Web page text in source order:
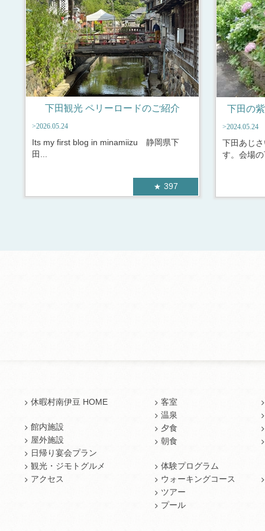
下田観光 ペリーロードのご紹介
>2026.05.24
Its my first blog in minamiizu 静岡県下
田...
397
下田の
>2024.05.24
下田あじ
す。会場
休暇村南伊豆 HOME
館内施設
屋外施設
日帰り宴会プラン
観光・ジモトグルメ
アクセス
客室
温泉
夕食
朝食
体験プログラム
ウォーキングコース
ツアー
プール